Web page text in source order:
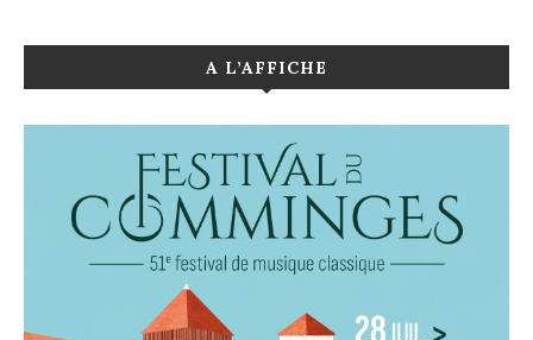
A L’AFFICHE